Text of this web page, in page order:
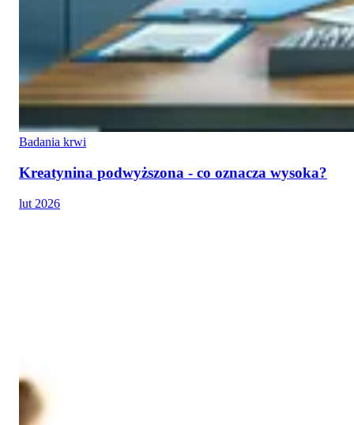
Badania krwi
Kreatynina podwyższona - co oznacza wysoka?
lut 2026